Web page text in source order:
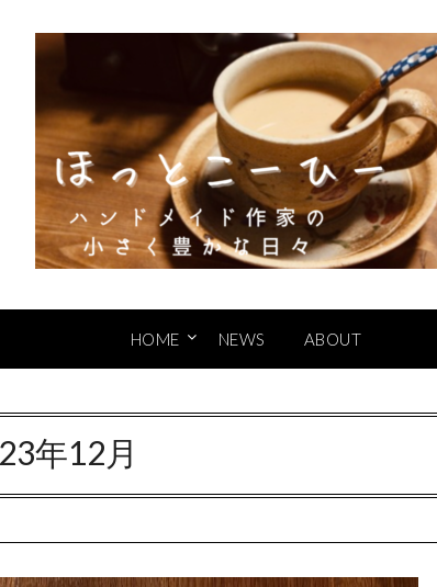
HOME NEWS ABOUT
年12月